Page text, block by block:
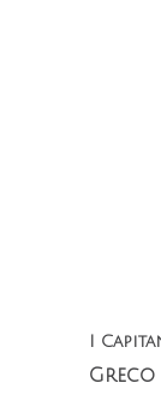
I
Greco